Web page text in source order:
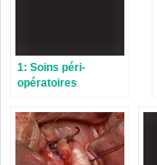
1: Soins péri-
opératoires